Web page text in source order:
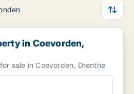
Drenthe
in Coevorden,
sale in Coevorden, Drenthe